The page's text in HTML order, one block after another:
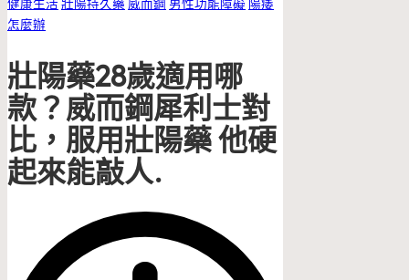
in
健康生活 壯陽持久藥 威而鋼 男性功能障礙 陽痿
怎麼辦
壯陽藥28歲適用哪
款？威而鋼犀利士對
比，服用壯陽藥 他硬
起來能敲人.